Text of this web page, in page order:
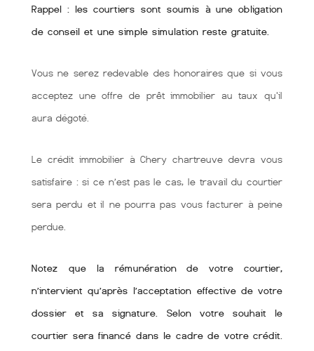
Rappel : les courtiers sont soumis à une obligation
de conseil et une simple simulation reste gratuite.
Vous ne serez redevable des honoraires que si vous
acceptez une offre de prêt immobilier au taux qu'il
aura dégoté.
Le crédit immobilier à Chery chartreuve devra vous
satisfaire : si ce n’est pas le cas, le travail du courtier
sera perdu et il ne pourra pas vous facturer à peine
perdue.
Notez que la rémunération de votre courtier,
n’intervient qu’après l’acceptation effective de votre
dossier et sa signature. Selon votre souhait le
courtier sera financé dans le cadre de votre crédit.